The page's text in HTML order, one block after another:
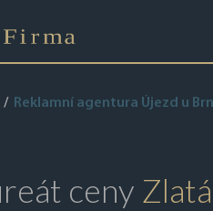
Reklamní agentura Újezd u
ceny